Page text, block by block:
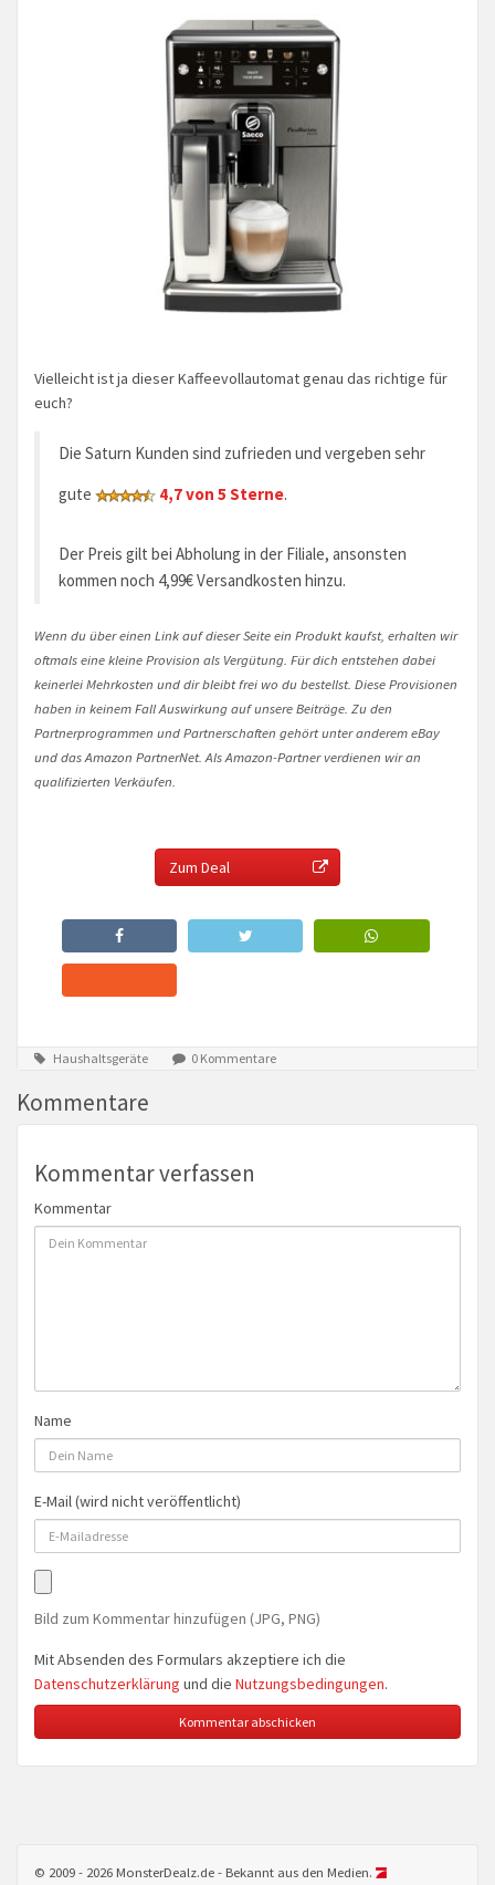
Vielleicht ist ja dieser Kaffeevollautomat genau das richtige für
euch?
Die Saturn Kunden sind zufrieden und vergeben sehr
gute
4,7 von 5 Sterne.
Der Preis gilt bei Abholung in der Filiale, ansonsten
kommen noch 4,99€ Versandkosten hinzu.
Wenn du über einen Link auf dieser Seite ein Produkt kaufst, erhalten wir
oftmals eine kleine Provision als Vergütung. Für dich entstehen dabei
keinerlei Mehrkosten und dir bleibt frei wo du bestellst. Diese Provisionen
haben in keinem Fall Auswirkung auf unsere Beiträge. Zu den
Partnerprogrammen und Partnerschaften gehört unter anderem eBay
und das Amazon PartnerNet. Als Amazon-Partner verdienen wir an
qualifizierten Verkäufen.
Zum Deal
Haushaltsgeräte 0 Kommentare
Kommentare
Kommentar verfassen
Kommentar
Name
E-Mail (wird nicht veröffentlicht)
Bild zum Kommentar hinzufügen (JPG, PNG)
Mit Absenden des Formulars akzeptiere ich die
Datenschutzerklärung und die Nutzungsbedingungen.
© 2009 - 2026 MonsterDealz.de - Bekannt aus den Medien.